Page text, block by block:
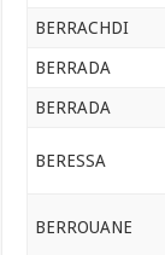
BERRACHDI
BERRADA
BERRADA
BERESSA
BERROUANE